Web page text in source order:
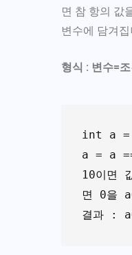
면 참 항의 값
변수에 담겨집
형식 : 변수=
int a =
a = a
10이면
면 0을
결과 : a